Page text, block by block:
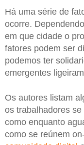
Há uma série de
ocorre.
em que cidade o
fatores podem ser
podemos ter
emergentes
Os autores listam
os trabalhadores
como enquanto
como se reúnem